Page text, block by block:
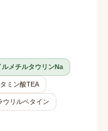
ルメチルタウリンNa
ミン酸TEA
ウリルベタイン